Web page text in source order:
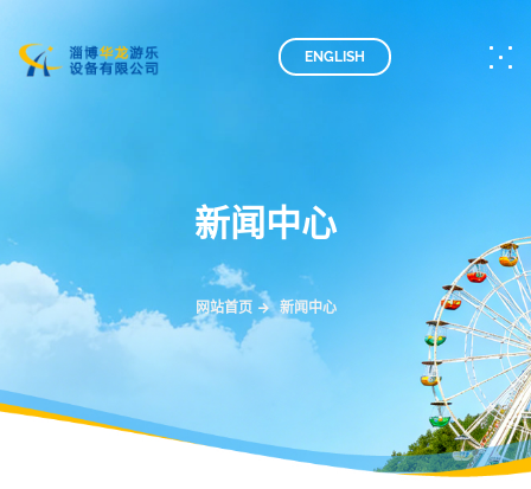
ENGLISH
新闻中心
网站首页 新闻中心